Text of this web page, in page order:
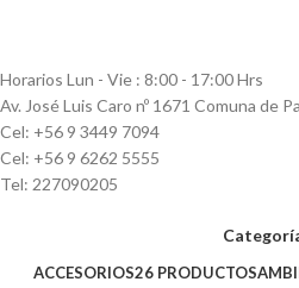
Horarios Lun - Vie : 8:00 - 17:00 Hrs
Av. José Luis Caro nº 1671 Comuna de
Cel: +56 9 3449 7094
Cel: +56 9 6262 5555
Tel: 227090205
ACCESORIOS26 PRODUCTOS